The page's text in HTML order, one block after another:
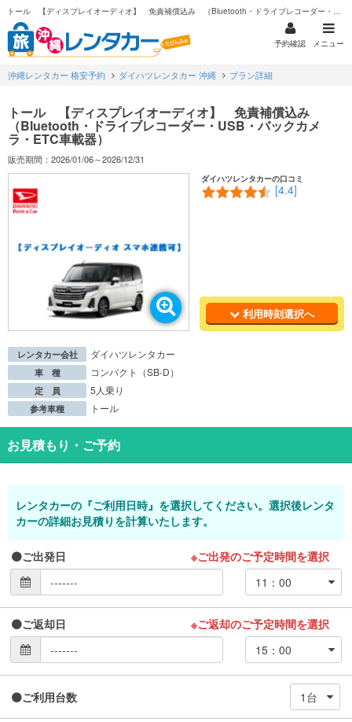
トール 【ディスプレイオーディオ】 免責補償込み （Bluetooth・ドライブレコーダー・USB・バックカメラ・ETC車載器）
予約確認 メニュー
沖縄レンタカー 格安予約 ダイハツレンタカー 沖縄 プラン詳細
トール 【ディスプレイオーディオ】 免責補償込み
（Bluetooth・ドライブレコーダー・USB・バックカメ
ラ・ETC車載器）
販売期間：2026/01/06～2026/12/31
ダイハツレンタカーの口コミ
[4.4]
利用時刻選択へ
レンタカー会社 ダイハツレンタカー
車 種 コンパクト（SB-D）
定 員 5人乗り
参考車種 トール
お見積もり・ご予約
レンタカーの『ご利用日時』を選択してください。選択後レンタ
カーの詳細お見積りを計算いたします。
ご出発日 ※ご出発のご予定時間を選択
ご返却日 ※ご返却のご予定時間を選択
ご利用台数